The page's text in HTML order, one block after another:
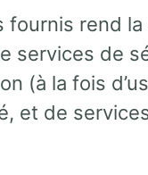
fournis rend
services de
(à la fois
et de